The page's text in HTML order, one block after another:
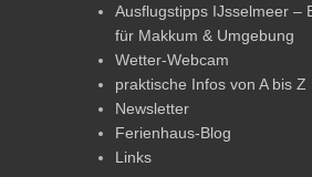
Ausflugstipps IJsselmeer –
für Makkum & Umgebung
Wetter-Webcam
praktische Infos von A bis Z
Newsletter
Ferienhaus-Blog
Links